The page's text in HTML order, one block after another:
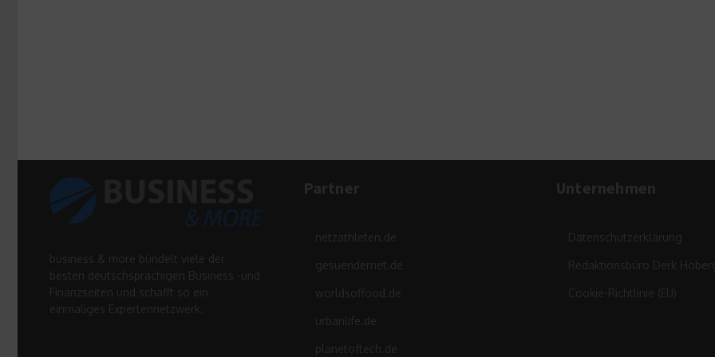
business & more bündelt viele der
besten deutschsprachigen Business -und
Finanzseiten und schafft so ein
einmaliges Expertennetzwerk.
Partner
netzathleten.de
gesuendernet.de
worldsoffood.de
urbanlife.de
planetoftech.de
Unternehmen
Datenschutzerklärung
Redaktionsbüro Derk
Cookie-Richtlinie (EU)